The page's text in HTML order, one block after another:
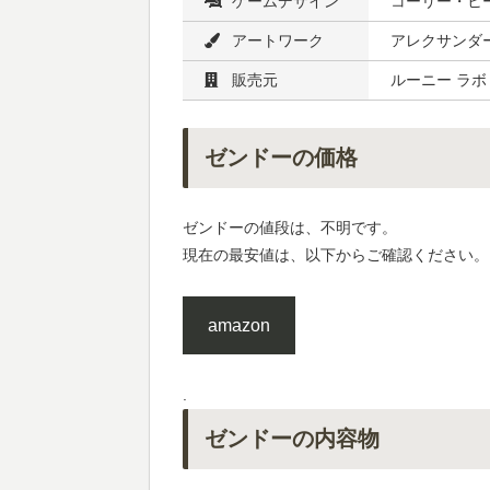
アートワーク アレクサンダ
販売元 ルーニー ラボ
ゼンドーの価格
ゼンドーの値段は、不明です。
現在の最安値は、以下からご確認ください。
amazon
.
ゼンドーの内容物